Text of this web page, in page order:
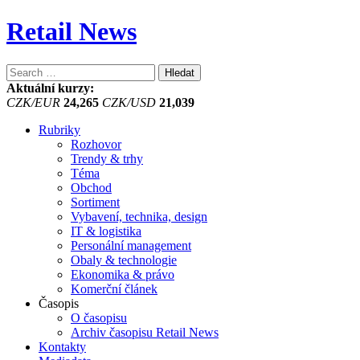
Retail News
Vyhledávání
Aktuální kurzy:
CZK/EUR 24,265 CZK/USD 21,039
Rubriky
Rozhovor
Trendy & trhy
Téma
Obchod
Sortiment
Vybavení, technika, design
IT & logistika
Personální management
Obaly & technologie
Ekonomika & právo
Komerční článek
Časopis
O časopisu
Archiv časopisu Retail News
Kontakty